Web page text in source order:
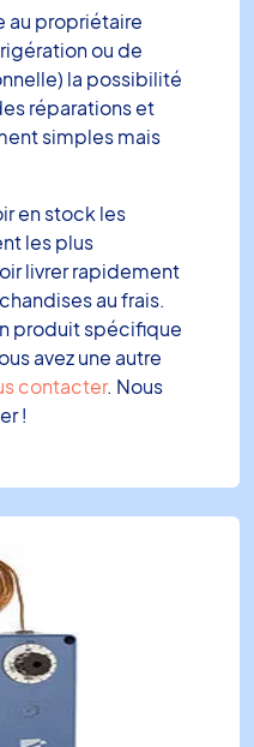
au propriétaire
ou de
la possibilité
réparations et
simples mais
en stock les
les plus
livrer rapidement
au frais.
produit spécifique
avez une autre
contacter. Nous
!